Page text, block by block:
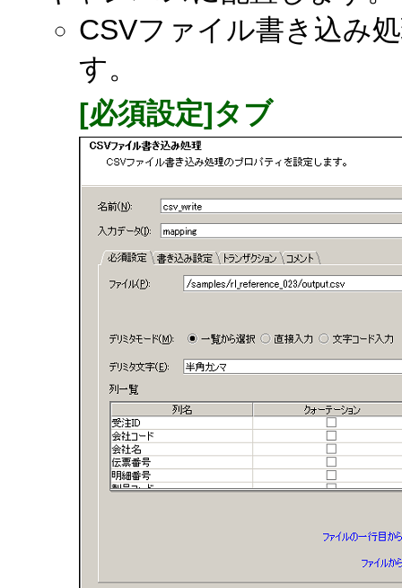
CSVファイル書き込み
す。
[必須設定]タブ